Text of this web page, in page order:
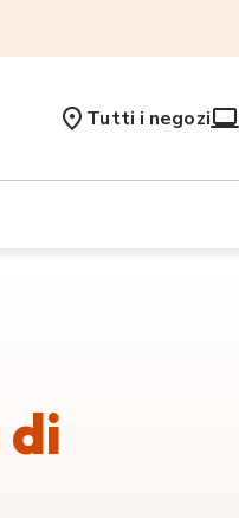
Tutti i negozi